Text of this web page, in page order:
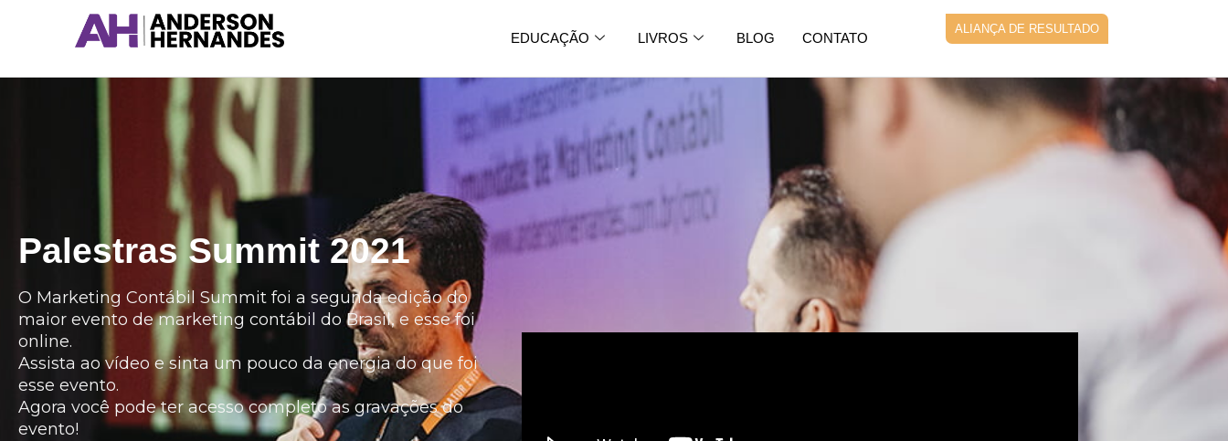
conteúdo
EDUCAÇÃO LIVROS BLOG CONTATO
ALIANÇA DE RESULTADO
Palestras Summit 2021
O Marketing Contábil Summit foi a segunda edição do
maior evento de marketing contábil do Brasil, e esse foi
online.
Assista ao vídeo e sinta um pouco da energia do que foi
esse evento.
Agora você pode ter acesso completo as gravações do
evento!